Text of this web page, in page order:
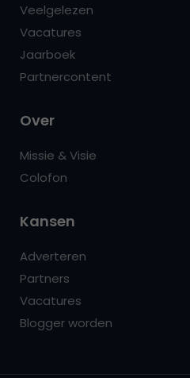
Veelgelezen
Vacatures
Jaarboek
Partnercontent
Over
Missie & Visie
Colofon
Kansen
Adverteren
Partners
Vacatures
Blogger worden